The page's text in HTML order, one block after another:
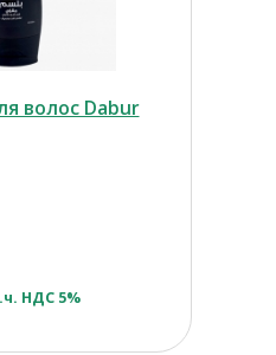
волос Dabur
НДС 5%